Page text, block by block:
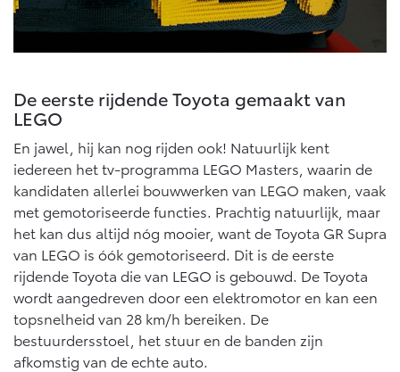
bZ4X
Vanaf € 39.995,-
bZ4X Touring
Vanaf € 48.995,-
Mirai
WATERSTOF-ELEKTRISCH
Proace City (excl. BTW)
OOK ALS BATTERIJ-
ELEKTRISCH
Connected check
Navigatie updates
De eerste rijdende Toyota gemaakt van
LEGO
En jawel, hij kan nog rijden ook! Natuurlijk kent
iedereen het tv-programma LEGO Masters, waarin de
kandidaten allerlei bouwwerken van LEGO maken, vaak
met gemotoriseerde functies. Prachtig natuurlijk, maar
het kan dus altijd nóg mooier, want de Toyota GR Supra
van LEGO is óók gemotoriseerd. Dit is de eerste
rijdende Toyota die van LEGO is gebouwd. De Toyota
wordt aangedreven door een elektromotor en kan een
topsnelheid van 28 km/h bereiken. De
bestuurdersstoel, het stuur en de banden zijn
afkomstig van de echte auto.